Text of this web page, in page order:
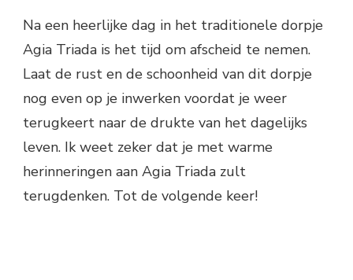
Na een heerlijke dag in het traditionele dorpje
Agia Triada is het tijd om afscheid te nemen.
Laat de rust en de schoonheid van dit dorpje
nog even op je inwerken voordat je weer
terugkeert naar de drukte van het dagelijks
leven. Ik weet zeker dat je met warme
herinneringen aan Agia Triada zult
terugdenken. Tot de volgende keer!